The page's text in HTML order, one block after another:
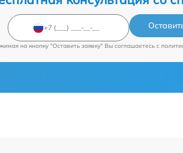
на кнопку "Оставить заявку" Вы соглашаетесь c